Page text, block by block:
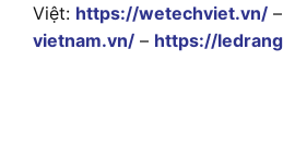
Việt: https://wetechviet.vn/ –
vietnam.vn/ – https://